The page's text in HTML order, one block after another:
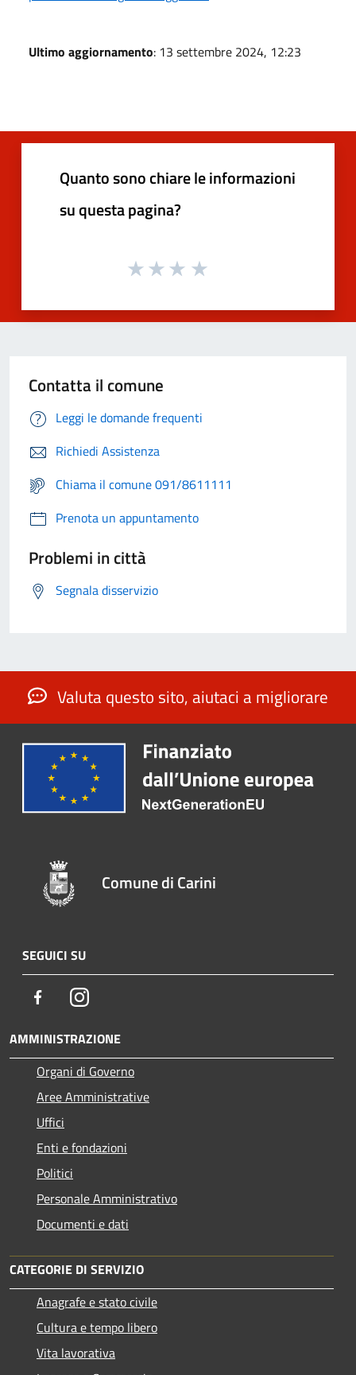
Ultimo aggiornamento: 13 settembre 2024, 12:23
Quanto sono chiare le informazioni
su questa pagina?
Contatta il comune
Leggi le domande frequenti
Richiedi Assistenza
Chiama il comune 091/8611111
Prenota un appuntamento
Problemi in città
Segnala disservizio
Valuta questo sito, aiutaci a migliorare
Comune di Carini
SEGUICI SU
FacebookInstagram
AMMINISTRAZIONE
Organi di Governo
Aree Amministrative
Uffici
Enti e fondazioni
Politici
Personale Amministrativo
Documenti e dati
CATEGORIE DI SERVIZIO
Anagrafe e stato civile
Cultura e tempo libero
Vita lavorativa